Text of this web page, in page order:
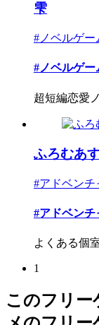
雫
#ノベルゲー
#ノベルゲー
超短編恋愛
ふろむあ
#アドベンチ
#アドベンチ
よくある個
1
このフリー